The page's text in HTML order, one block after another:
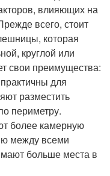
влияющих на
всего, стоит
которая
круглой или
свои преимущества:
для
разместить
периметру.
более камерную
между всеми
больше места в